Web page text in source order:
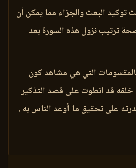
البعث والجزاء مما يمكن أن
ترتيب نزول هذه السورة بعد
بالمقسومات التي هي مشاهد كون
خلقه قد انطوت على قصد التذكير
على تحقيق ما أوعد الناس به .